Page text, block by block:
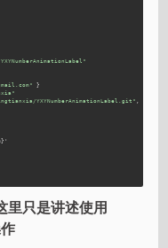
}
YXYNumberAnimationLabel.git"
里只是讲述使用